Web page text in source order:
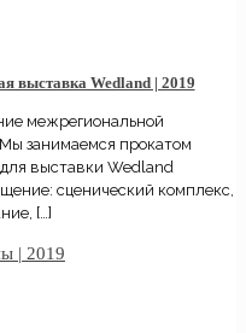
выставка Wedland | 2019
межрегиональной
занимаемся прокатом
выставки Wedland
сценический комплекс,
[…]
| 2019